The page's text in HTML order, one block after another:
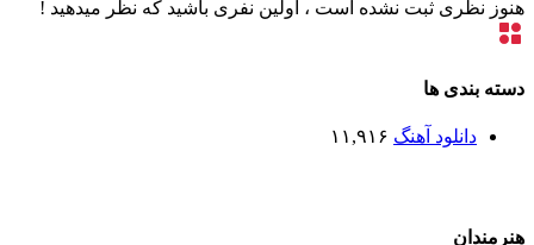
هنوز نظری ثبت نشده است ، اولین نفری باشید که نظر میدهید !
دسته بندی ها
دانلود آهنگ ۱۱,۹۱۶
هنرمندان